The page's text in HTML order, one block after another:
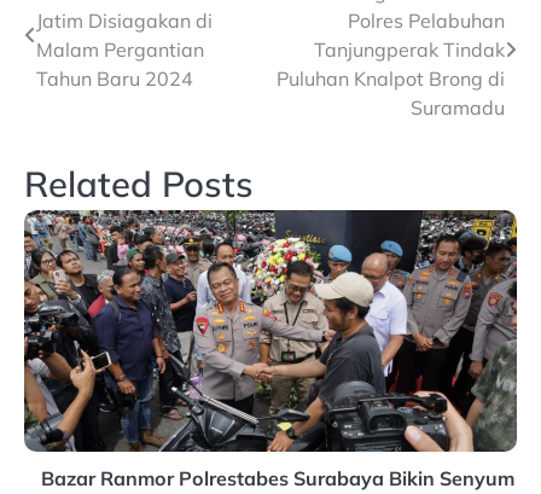
navigation
Jatim Disiagakan di
Malam Pergantian
Tahun Baru 2024
Polres Pelabuhan
Tanjungperak Tindak
Puluhan Knalpot Brong di
Suramadu
Related Posts
Bazar Ranmor Polrestabes Surabaya Bikin Senyum